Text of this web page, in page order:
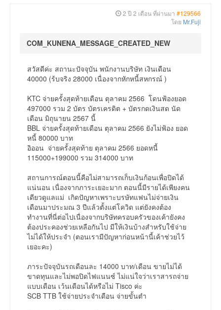
2 ปี 2 เดือน ที่ผ่านมา #129566
โดย Mr.Fuji
COM_KUNENA_MESSAGE_CREATED_NEW
สวัสดีค่ะ สถานะปัจจุบัน พนักงานบริษัท เงินเดือน
40000 (ร้บจริง 28000 เนื่องจากหักหนี้สหกรณ์ )
KTC จ่ายครั้งสุดท้ายเดือน ตุลาคม 2566 โดนฟ้องยอด
497000 รวม 2 บัตร บัตรเครดิต + บัตรกดเงินสด นัด
เดือน มิถุนายน 2567 นี้
BBL จ่ายครั้งสุดท้ายเดือน ตุลาคม 2566 ยังไม่ฟ้อง ยอด
หนี้ 80000 บาท
อิออน จ่ายครั้งสุดท้าย ตุลาคม 2566 ยอดหนี้
115000+199000 รวม 314000 บาท
สถานการณ์ตอนนี้คือไม่สามารถเก็บเงินก้อนเพื่อปิดได้
แน่นอน เนื่องจากภาระเยอะมาก ตอนนี้มีรายได้เพียงคน
เดียวดูแลแม่ เกิดปัญหาเพราะบรษัทแฟนไม่จ่ายเงิน
เดือนมาประมณ 3 ปีแล้วตั้งแต่โควิด แต่ยังคงต้อง
ทำงานที่นี่ต่อไปเนื่องจากบริษัทครอบครัวของเค้ายังคง
ต้องประคองช่วยเหลือกันไป มีให้เงินบ้างสำหรับใช้จ่าย
ไม่ได้ให้ประจำ (ตอนเรามีปัญหาก่อนหน้านี้เค้าช่วยไว้
เยอะคะ)
ภาระปัจจุบันรถเดือนละ 14000 บาท/เดือน ขายไม่ได้
ขาดทุนและไม่พอปิดไฟแนนซ์ ไม่แน่ใจว่าเราสารถจ่าย
แบบเดือน เว้นเดือนได้หรือไม่ Tisco ค่ะ
SCB TTB ใช้จ่ายประจำเดือน จ่ายขั้นตำ